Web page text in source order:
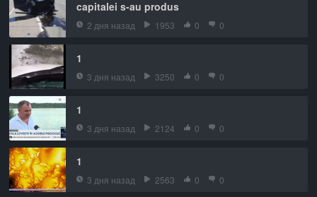
capitalei s-au produs
2 дня назад 1953 0 0
1
3 дня назад 3250 0 0
1
3 дня назад 2124 0 0
1
3 дня назад 2563 0 0